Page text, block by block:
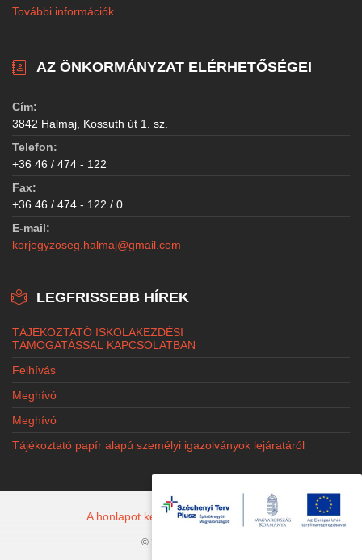
További információk...
AZ ÖNKORMÁNYZAT ELÉRHETŐSÉGEI
Cím:
3842 Halmaj, Kossuth út 1. sz.
Telefon:
+36 46 / 474 - 122
Fax:
+36 46 / 474 - 122 / 0
E-mail:
korjegyzoseg.halmaj@gmail.com
LEGFRISSEBB HÍREK
TÁJÉKOZTATÓ ISKOLAKEZDÉSI
TÁMOGATÁSSAL KAPCSOLATBAN
Felhívás
Meghívó
Meghívó
Tájékoztató papír alapú személyi igazolványok lejáratáról
A honlapot készítette: Jacobi Marketing
© 2026 Halmaj.hu